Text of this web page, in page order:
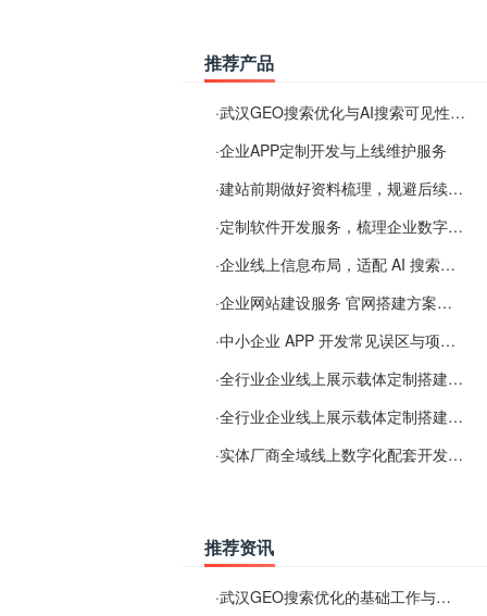
推荐产品
·武汉GEO搜索优化与AI搜索可见性服务
·企业APP定制开发与上线维护服务
·建站前期做好资料梳理，规避后续各类使用难题
·定制软件开发服务，梳理企业数字化落地常见难点
·企业线上信息布局，适配 AI 搜索需要留意这些要点
·企业网站建设服务 官网搭建方案经验分享
·中小企业 APP 开发常见误区与项目规划实用经验
·全行业企业线上展示载体定制搭建服务
·全行业企业线上展示载体定制搭建服务
·实体厂商全域线上数字化配套开发与地域检索优化服务
推荐资讯
·武汉GEO搜索优化的基础工作与实施思路